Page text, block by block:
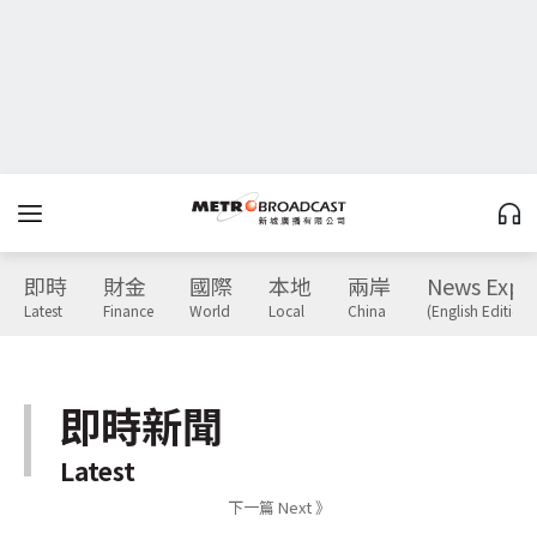
即時
Latest
財金
Finance
國際
World
本地
Local
兩岸
China
News
(English Edition)
即時新聞
Latest
下一篇 Next 》